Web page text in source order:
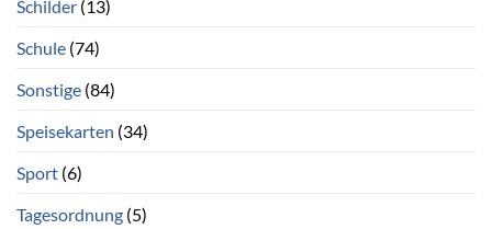
Schilder (13)
Schule (74)
Sonstige (84)
Speisekarten (34)
Sport (6)
Tagesordnung (5)